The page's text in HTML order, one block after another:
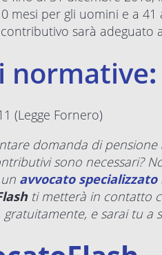
mesi per gli uomini e a
sarà adeguato
normative:
(Legge Fornero)
domanda di
sono necessari?
avvocato specializzato
ti metterà in contatto
gratuitamente, e sarai tu a